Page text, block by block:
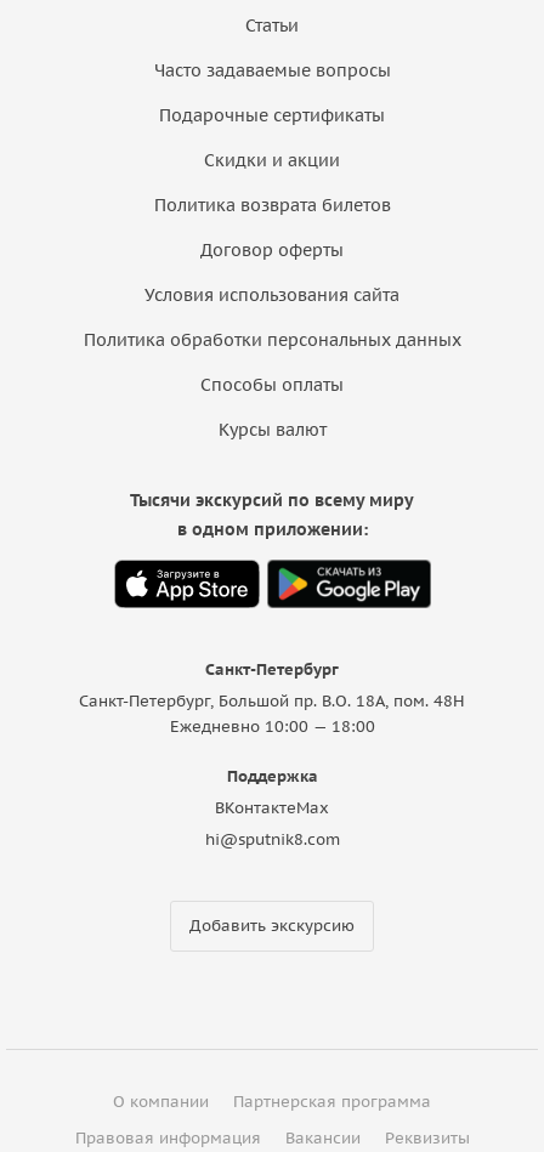
Статьи
Часто задаваемые вопросы
Подарочные сертификаты
Скидки и акции
Политика возврата билетов
Договор оферты
Условия использования сайта
Политика обработки персональных данных
Способы оплаты
Курсы валют
Санкт-Петербург
Санкт-Петербург, Большой пр. В.О. 18A, пом. 48Н
Ежедневно 10:00 — 18:00
Поддержка
ВКонтактеMax
hi@sputnik8.com
Добавить экскурсию
Тысячи экскурсий по всему миру
в одном приложении:
О компании
Партнерская программа
Правовая информация
Вакансии Реквизиты